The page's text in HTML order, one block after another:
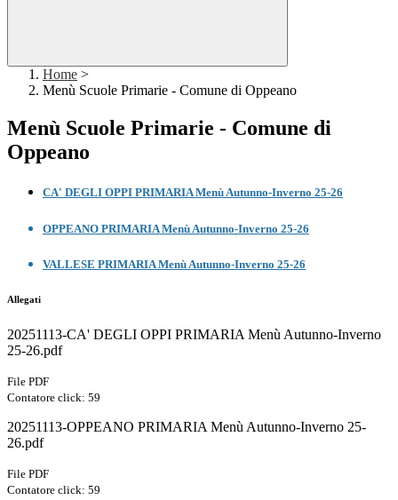
Home >
Menù Scuole Primarie - Comune di Oppeano
Menù Scuole Primarie - Comune di
Oppeano
CA' DEGLI OPPI PRIMARIA Menù Autunno-Inverno 25-26
OPPEANO PRIMARIA Menù Autunno-Inverno 25-26
VALLESE PRIMARIA Menù Autunno-Inverno 25-26
Allegati
20251113-CA' DEGLI OPPI PRIMARIA Menù Autunno-Inverno
25-26.pdf
File PDF
Contatore click: 59
20251113-OPPEANO PRIMARIA Menù Autunno-Inverno 25-
26.pdf
File PDF
Contatore click: 59